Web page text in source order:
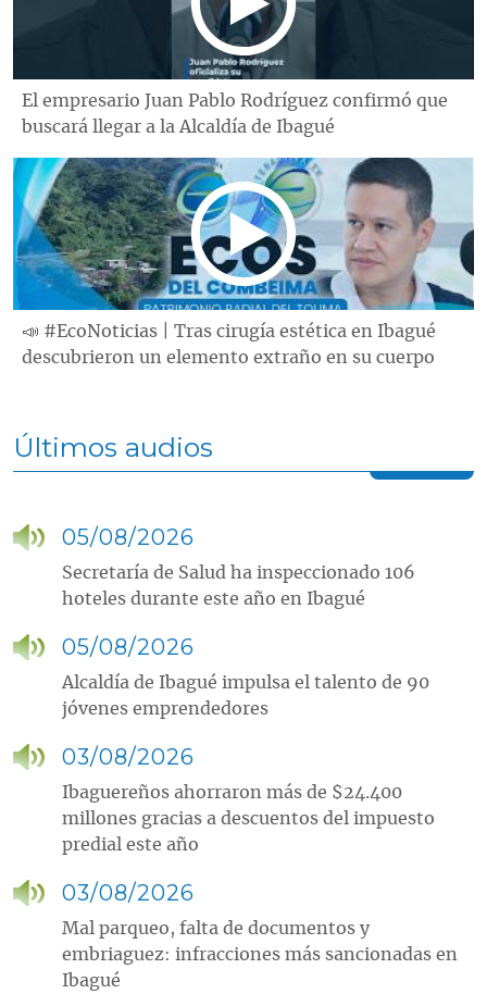
El empresario Juan Pablo Rodríguez confirmó que
buscará llegar a la Alcaldía de Ibagué
📣 #EcoNoticias | Tras cirugía estética en Ibagué
descubrieron un elemento extraño en su cuerpo
Últimos audios
05/08/2026
Secretaría de Salud ha inspeccionado 106
hoteles durante este año en Ibagué
05/08/2026
Alcaldía de Ibagué impulsa el talento de 90
jóvenes emprendedores
03/08/2026
Ibaguereños ahorraron más de $24.400
millones gracias a descuentos del impuesto
predial este año
03/08/2026
Mal parqueo, falta de documentos y
embriaguez: infracciones más sancionadas en
Ibagué